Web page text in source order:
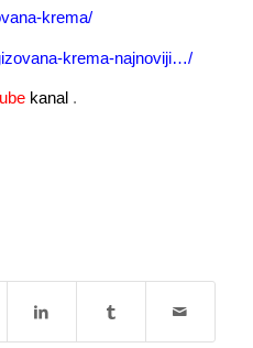
krema/
krema-najnoviji…/
kanal.